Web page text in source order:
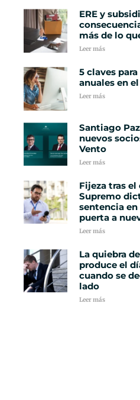
ERE y
más de lo
Leer más
5 claves
anuales en
Leer más
Santiago
nuevos
Vento
Leer más
Fijeza tras el
Supremo
sentencia en
puerta a
Leer más
La quiebra
produce el
cuando se
lado
Leer más